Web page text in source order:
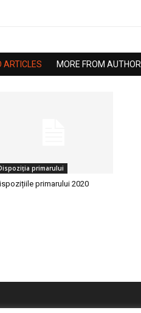
ARTICLES MORE FROM AUTHOR
primarului
primarului 2020